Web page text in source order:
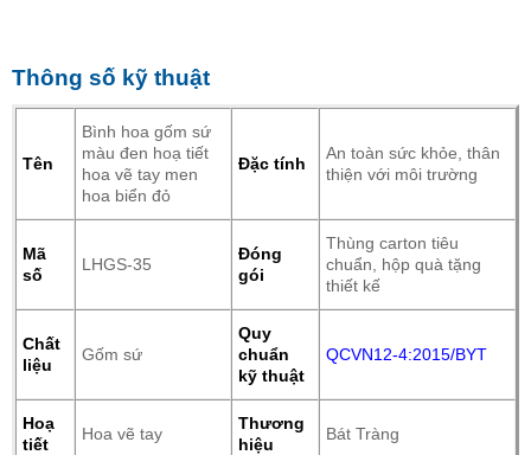
Thông số kỹ thuật
Tên
Bình hoa gốm sứ
màu đen hoạ tiết
hoa vẽ tay men
hoa biển đỏ
Đặc tính
An toàn sức khỏe, thân
thiện với môi trường
Mã
số
LHGS-35
Đóng
gói
Thùng carton tiêu
chuẩn, hộp quà tặng
thiết kế
Chất
liệu
Gốm sứ
Quy
chuẩn
kỹ thuật
QCVN12-4:2015/BYT
Hoạ
tiết
Hoa vẽ tay
Thương
hiệu
Bát Tràng